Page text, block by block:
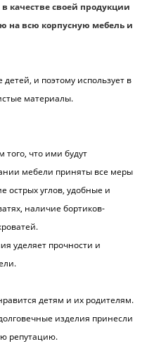
качестве своей продукции
на всю корпусную мебель и
и поэтому использует в
материалы.
того, что ими будут
мебели приняты все меры
острых углов, удобные и
наличие бортиков-
уделяет прочности и
детям и их родителям.
изделия принесли
репутацию.